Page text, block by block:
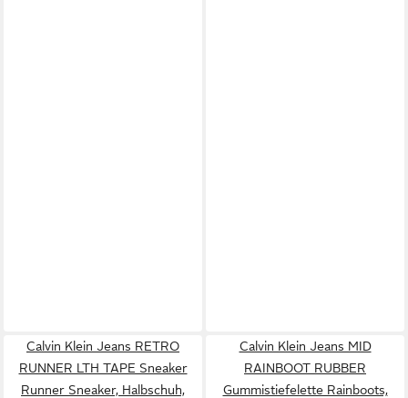
Calvin Klein Jeans RETRO
RUNNER LTH TAPE Sneaker
Runner Sneaker, Halbschuh,
Calvin Klein Jeans MID
RAINBOOT RUBBER
Gummistiefelette Rainboots,